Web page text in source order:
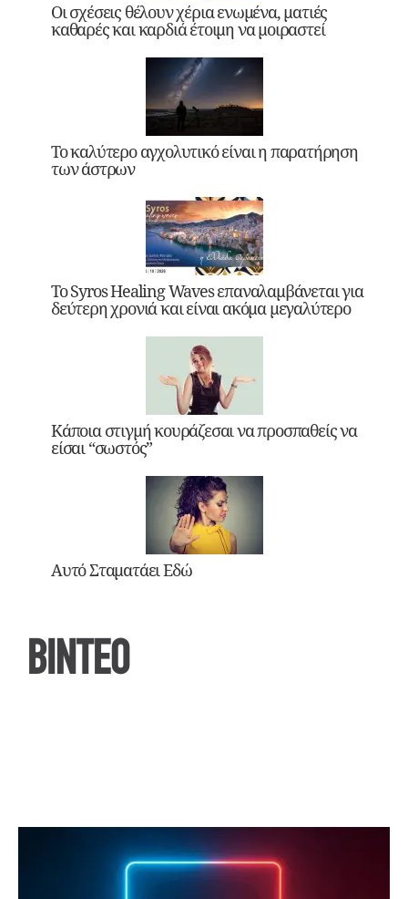
Οι σχέσεις θέλουν χέρια ενωμένα, ματιές
καθαρές και καρδιά έτοιμη να μοιραστεί
Το καλύτερο αγχολυτικό είναι η παρατήρηση
των άστρων
Το Syros Healing Waves επαναλαμβάνεται για
δεύτερη χρονιά και είναι ακόμα μεγαλύτερο
Κάποια στιγμή κουράζεσαι να προσπαθείς να
είσαι “σωστός”
Αυτό Σταματάει Εδώ
ΒΙΝΤΕΟ